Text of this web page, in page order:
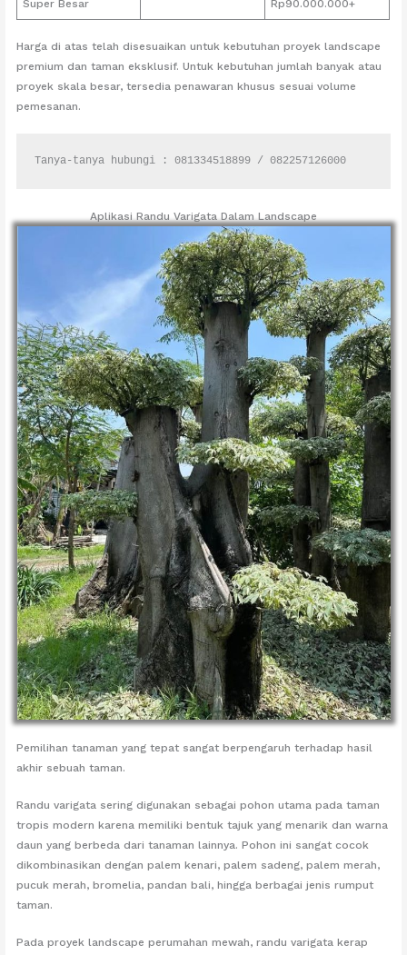
Super Besar Rp90.000.000+
Harga di atas telah disesuaikan untuk kebutuhan proyek landscape
premium dan taman eksklusif. Untuk kebutuhan jumlah banyak atau
proyek skala besar, tersedia penawaran khusus sesuai volume
pemesanan.
Tanya-tanya hubungi : 081334518899 / 082257126000
Aplikasi Randu Varigata Dalam Landscape
Pemilihan tanaman yang tepat sangat berpengaruh terhadap hasil
akhir sebuah taman.
Randu varigata sering digunakan sebagai pohon utama pada taman
tropis modern karena memiliki bentuk tajuk yang menarik dan warna
daun yang berbeda dari tanaman lainnya. Pohon ini sangat cocok
dikombinasikan dengan palem kenari, palem sadeng, palem merah,
pucuk merah, bromelia, pandan bali, hingga berbagai jenis rumput
taman.
Pada proyek landscape perumahan mewah, randu varigata kerap